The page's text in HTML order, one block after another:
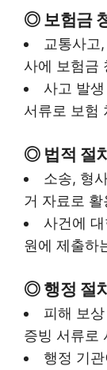
◎ 보험금
교통사고
사에 보험금
사고 발
서류로 보험
◎ 법적 절
소송, 형
거 자료로
사건에
원에 제출하
◎ 행정 절
피해 보
증빙 서류로
행정 기